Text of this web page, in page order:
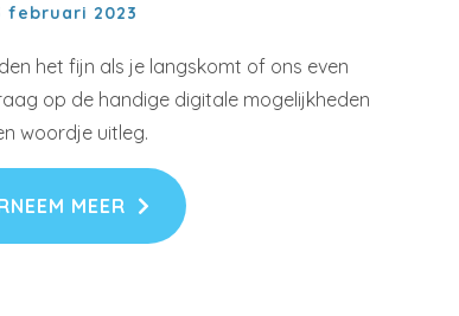
februari 2023
het fijn als je langskomt of ons even
op de handige digitale mogelijkheden
woordje uitleg.
MEER